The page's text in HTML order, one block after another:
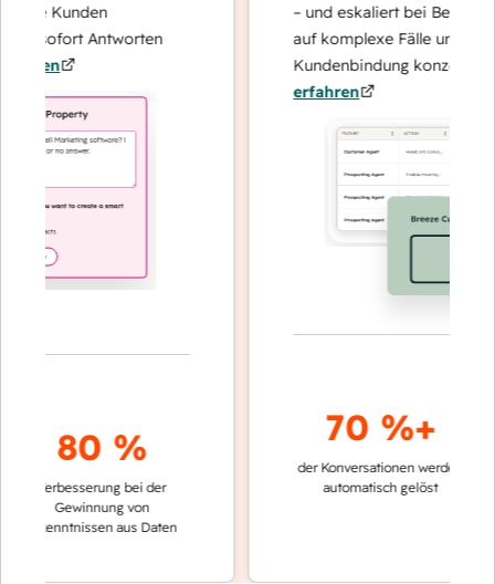
Kunden
sofort Antworten
80 %
Verbesserung bei der
Gewinnung von
aus Daten
– und eskaliert bei Bedarf,
auf komplexe Fälle und den
Kundenbindung konzentrieren
erfahren
70 %+
der Konversationen werden
automatisch gelöst